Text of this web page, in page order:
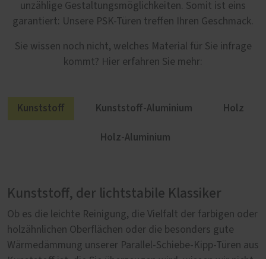
unzählige Gestaltungsmöglichkeiten. Somit ist eins
garantiert: Unsere PSK-Türen treffen Ihren Geschmack.
Sie wissen noch nicht, welches Material für Sie infrage
kommt? Hier erfahren Sie mehr:
Kunststoff Kunststoff-Aluminium
Holz
Holz-Aluminium
Kunststoff, der lichtstabile Klassiker
Ob es die leichte Reinigung, die Vielfalt der farbigen oder
holzähnlichen Oberflächen oder die besonders gute
Wärmedämmung unserer Parallel-Schiebe-Kipp-Türen aus
Mehr Gestaltungsfreiheit mit Kunststoff-
Aluminium
Wie lässt sich sicherstellen, dass Parallel-Schiebe-Kipp-
Türen aus Kunststoff besonders lange halten? Unser
Natürlich Holz
Parallel-Schiebe-Kipp-Türen aus Holz sind in jeder
Hinsicht etwas Besonderes. Es beginnt mit Ihrer
Entscheidung für eine unserer fünf Holzsorten: Kiefer,
Holz-Aluminium: Außen robust, innen
behaglich
Um etwas Gutes noch besser zu machen, braucht es
manchmal nicht viel. Wie bei unseren Parallel-Schiebe-